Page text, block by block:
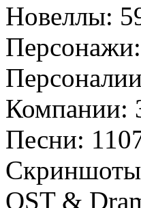
Новеллы:
Компании:
Песни:
OST &